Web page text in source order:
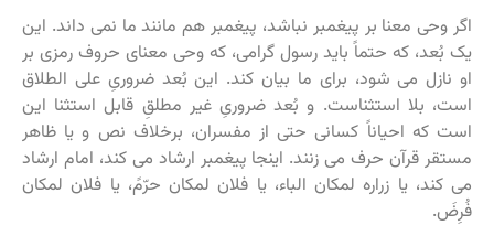
اگر وحی معنا بر پیغمبر نباشد، پیغمبر هم مانند ما نمی داند. این
یک بُعد، که حتماً باید رسول گرامی، که وحی معنای حروف رمزی بر
او نازل می شود، برای ما بیان کند. این بُعد ضروریِ علی الطلاق
است، بلا استثناست. و بُعد ضروریِ غیر مطلقِ قابل استثنا این
است که احیاناً کسانی حتی از مفسران، برخلاف نص و یا ظاهر
مستقر قرآن حرف می زنند. اینجا پیغمبر ارشاد می کند، امام ارشاد
می کند، یا زراره لمکان الباء، یا فلان لمکان حرّمً، یا فلان لمکان
فُرِضَ.